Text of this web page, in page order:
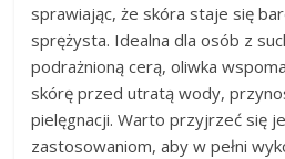
sprawiając, że skóra staje się
sprężysta. Idealna dla osób z
podrażnioną cerą, oliwka
skórę przed utratą wody,
pielęgnacji. Warto przyjrzeć się
zastosowaniom, aby w pełni